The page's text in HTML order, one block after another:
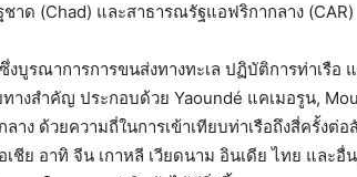
ด (Chad) และสาธารณรัฐแอฟริกากลาง (CAR)
บูรณาการการขนส่งทางทะเล ปฏิบัติการท่าเรือ
างสำคัญ ประกอบด้วย Yaoundé แคเมอรูน,
าง ด้วยความถี่ในการเข้าเทียบท่าเรือถึงสี่ครั้งต่
ชีย อาทิ จีน เกาหลี เวียดนาม อินเดีย ไทย และอื่